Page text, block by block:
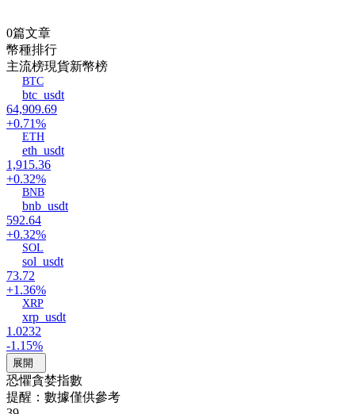
0篇文章
幣種排行
主流榜現貨新幣榜
BTC
btc_usdt
64,909.69
+0.71%
ETH
eth_usdt
1,915.36
+0.32%
BNB
bnb_usdt
592.64
+0.32%
SOL
sol_usdt
73.72
+1.36%
XRP
xrp_usdt
1.0232
-1.15%
展開
恐懼貪婪指數
提醒：數據僅供參考